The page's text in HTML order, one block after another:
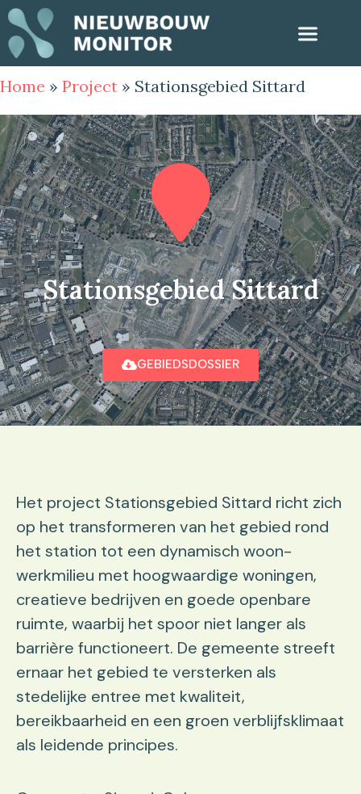
Home » Project » Stationsgebied Sittard
Stationsgebied Sittard
GEBIEDSDOSSIER
Het project Stationsgebied Sittard richt zich
op het transformeren van het gebied rond
het station tot een dynamisch woon-
werkmilieu met hoogwaardige woningen,
creatieve bedrijven en goede openbare
ruimte, waarbij het spoor niet langer als
barrière functioneert. De gemeente streeft
ernaar het gebied te versterken als
stedelijke entree met kwaliteit,
bereikbaarheid en een groen verblijfsklimaat
als leidende principes.